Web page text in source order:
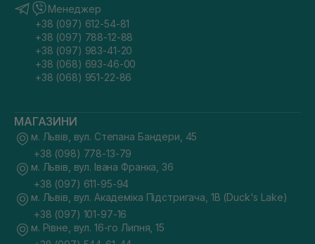
Менеджер
+38 (097) 612-54-81
+38 (097) 788-12-88
+38 (097) 983-41-20
+38 (068) 693-46-00
+38 (068) 951-22-86
МАГАЗИНИ
м. Львів, вул. Степана Бандери, 45
+38 (098) 778-13-79
м. Львів, вул. Івана Франка, 36
+38 (097) 611-95-94
м. Львів, вул. Академіка Підстригача, 1В (Duck's Lake)
+38 (097) 101-97-16
м. Рівне, вул. 16-го Липня, 15